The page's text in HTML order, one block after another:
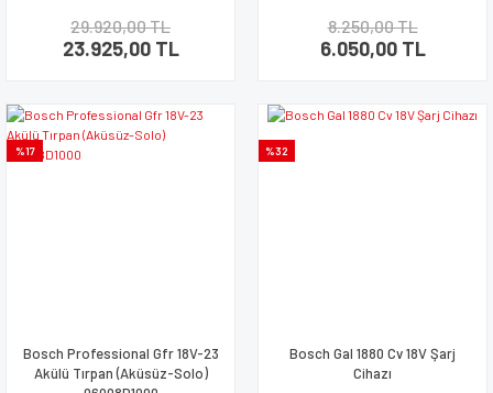
29.920,00 TL
23.925,00 TL
8.250,00 TL
6.050,00 TL
%17
Bosch Professional Gfr 18V-23
Akülü Tırpan (Aküsüz-Solo)
%32
Bosch Gal 1880 Cv 18V Şarj
Cihazı